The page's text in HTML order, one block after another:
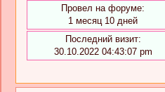
Провел на форуме:
1 месяц 10 дней
Последний визит:
30.10.2022 04:43:07 pm